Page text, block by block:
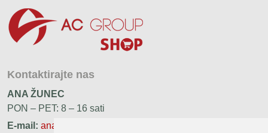
Kontaktirajte nas
ANA ŽUNEC
PON – PET: 8 – 16 sati
E-mail: ana.zunec@ac-group.hr